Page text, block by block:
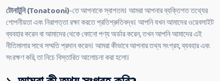
টোনাটুনি (Tonatooni)-তে আপনাকে স্বাগতম। আমরা আপনার ব্যক্তিগত তথ্যের
গোপনীয়তা এবং নিরাপত্তা রক্ষা করতে প্রতিশ্রুতিবদ্ধ। আপনি যখন আমাদের ওয়েবসাইট
ব্যবহার করেন বা আমাদের থেকে কোনো পণ্য অর্ডার করেন, তখন আপনি আমাদের এই
নীতিমালার সাথে সম্মতি প্রদান করেন। আমরা কীভাবে আপনার তথ্য সংগ্রহ, ব্যবহার এবং
সংরক্ষণ করি, তা নিচে বিস্তারিত আলোচনা করা হলো।